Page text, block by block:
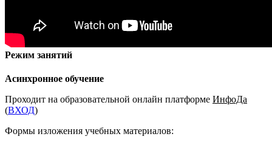
Режим занятий
Асинхронное обучение
Проходит на образовательной онлайн платформе ИнфоДа
(ВХОД)
Формы изложения учебных материалов: